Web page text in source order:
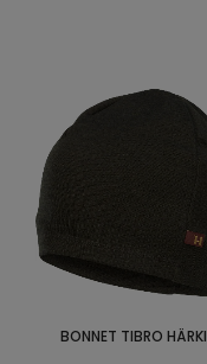
BONNET TIBRO